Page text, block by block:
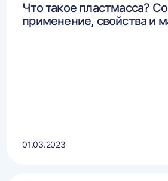
Что такое пластмасса?
применение, свойства и
01.03.2023